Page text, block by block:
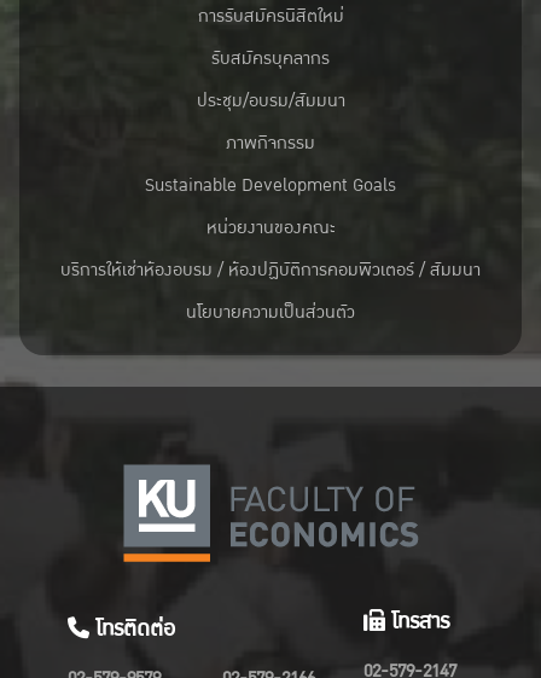
การรับสมัครนิสิตใหม่
รับสมัครบุคลากร
ประชุม/อบรม/สัมมนา
ภาพกิจกรรม
Sustainable Development Goals
หน่วยงานของคณะ
บริการให้เช่าห้องอบรม / ห้องปฏิบัติการคอมพิวเตอร์ / สัมมนา
นโยบายความเป็นส่วนตัว
โทรติดต่อ โทรสาร
02-579-2147